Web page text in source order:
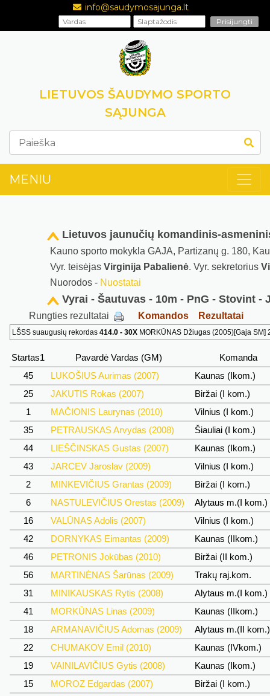
info@saudymosajunga.lt
LIETUVOS ŠAUDYMO SPORTO
SĄJUNGA
MENIU
Lietuvos jaunučių komandinis-
Kauno sporto mokykla GAJA, Partizanų g. 180,
Vyr. teisėjas Virginija Pabalienė. Vyr. sekretorius
Nuorodos - Nuostatai
Vyrai - Šautuvas - 10m - PnG - Stovint -
Rungties rezultatai Komandos Rezultatai
LŠSS suaugusių rekordas 414.0 - 30X MORKŪNAS Džiugas (2005)[Gaja
Startas1 Pavardė Vardas (GM)
Komanda
45
LUKOŠIUS Aurimas (2007)
Kaunas (Ikom.)
25
JAKUTIS Rokas (2007)
Biržai (I kom.)
1
MAČIONIS Laurynas (2010)
Vilnius (I kom.)
35
PETRAUSKAS Arvydas (2008)
Šiauliai (I kom.)
44
LIEŠČINSKAS Gustas (2007)
Kaunas (Ikom.)
43
JARCEV Jaroslav (2009)
Vilnius (I kom.)
2
MINKEVIČIUS Grantas (2009)
Biržai (I kom.)
6
NASTULEVIČIUS Orestas (2009)
Alytaus m.(I kom.)
16
VALŪNAS Adolis (2007)
Vilnius (I kom.)
42
DORNYKAS Eimantas (2009)
Kaunas (IIkom.)
46
PETRONIS Jokūbas (2010)
Biržai (II kom.)
56
MARTINĖNAS Šarūnas (2009)
Trakų raj.kom.
31
MINIKAUSKAS Rytis (2008)
Alytaus m.(I kom.)
41
MORKŪNAS Linas (2009)
Kaunas (IIkom.)
18
ARMANAVIČIUS Adomas (2009)
Alytaus m.(II
22
CHUMAKOV Emil (2010)
Kaunas (IVkom.)
19
VAINILAVIČIUS Gytis (2008)
Kaunas (Ikom.)
15
MOROZ Edgardas (2007)
Biržai (I kom.)